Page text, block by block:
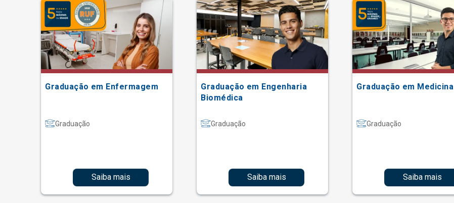
Graduação em Enfermagem
Graduação
Saiba mais
Graduação em Engenharia
Biomédica
Graduação
Saiba mais
Graduação em Medicina
Graduação
Saiba mais